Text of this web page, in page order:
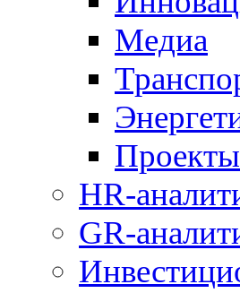
Медиа
HR-
GR-